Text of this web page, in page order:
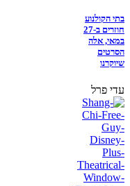
בתי הקולנוע
חוזרים ב-27
במאי, אלה
הסרטים
שיוקרנו
עדי פרל